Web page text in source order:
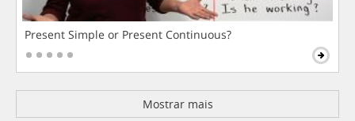
Present Simple or Present Continuous?
Mostrar mais